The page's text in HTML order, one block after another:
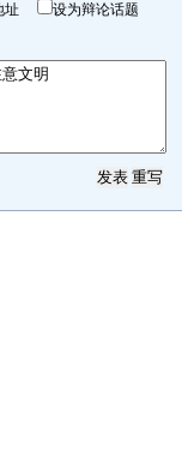
址 设为辩论话题